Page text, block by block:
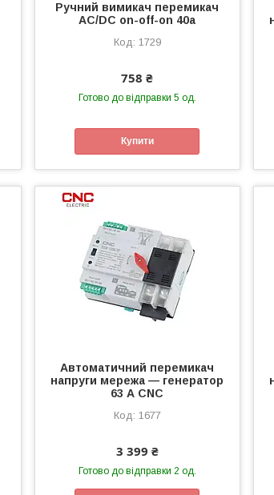
Ручний вимикач перемикач
AC/DC on-off-on 40а
1729
758 ₴
Готово до відправки 5 од.
Купити
Автоматичний перемикач
напруги мережа — генератор
63 А CNC
1677
3 399 ₴
Готово до відправки 2 од.